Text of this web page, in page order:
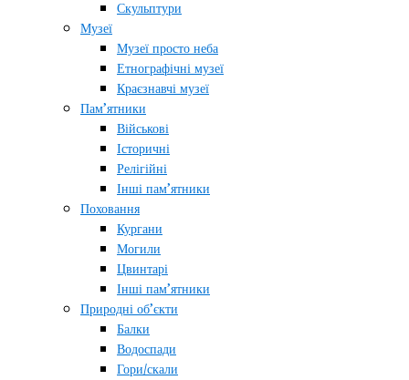
Скульптури
Музеї
Музеї просто неба
Етнографічні музеї
Краєзнавчі музеї
Пам’ятники
Військові
Історичні
Релігійні
Інші пам’ятники
Поховання
Кургани
Могили
Цвинтарі
Інші пам’ятники
Природні об’єкти
Балки
Водоспади
Гори/скали